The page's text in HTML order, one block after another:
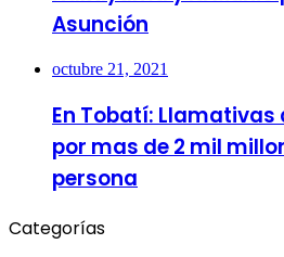
Asunción
octubre 21, 2021
En Tobatí:
por mas de 2 mil
persona
Categorías